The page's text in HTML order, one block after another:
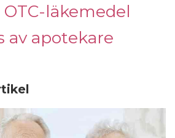
OTC-läkemedel
av apotekare